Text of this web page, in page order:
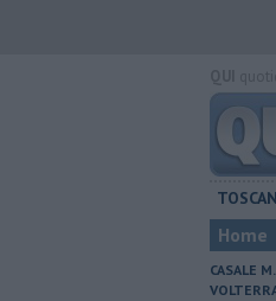
Home
CASALE